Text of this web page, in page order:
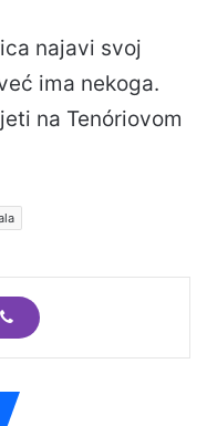
najavi svoj
ima nekoga.
na Tenóriovom